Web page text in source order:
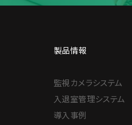
製品情報
監視カメラシステム
入退室管理システム
導入事例